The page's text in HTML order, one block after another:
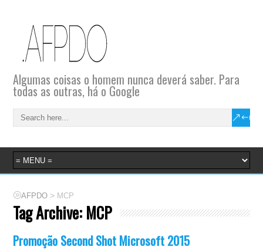
Algumas coisas o homem nunca deverá saber. Para
todas as outras, há o Google
AFPDO > MCP
Tag Archive: MCP
Promoção Second Shot Microsoft 2015